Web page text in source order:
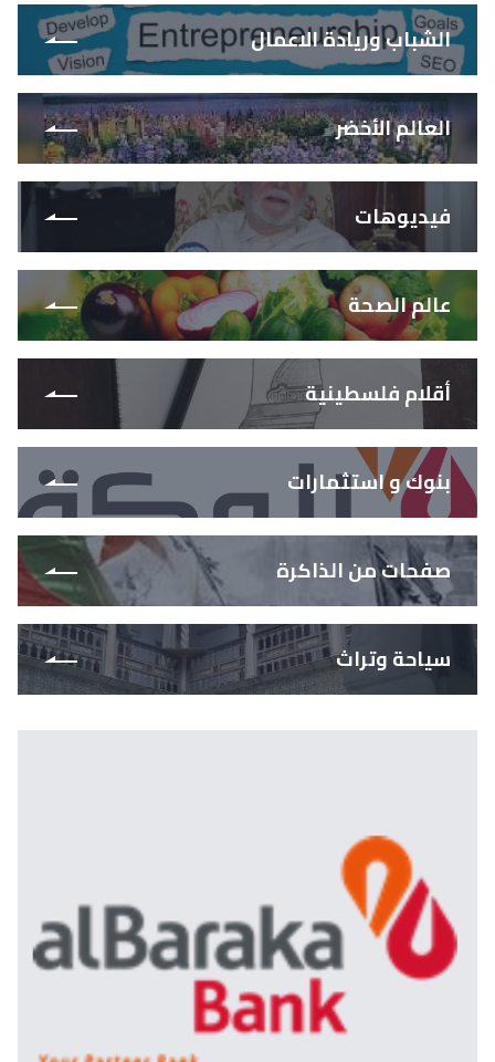
الشباب وريادة الاعمال
العالم الأخضر
فيديوهات
عالم الصحة
أقلام فلسطينية
بنوك و استثمارات
صفحات من الذاكرة
سياحة وتراث